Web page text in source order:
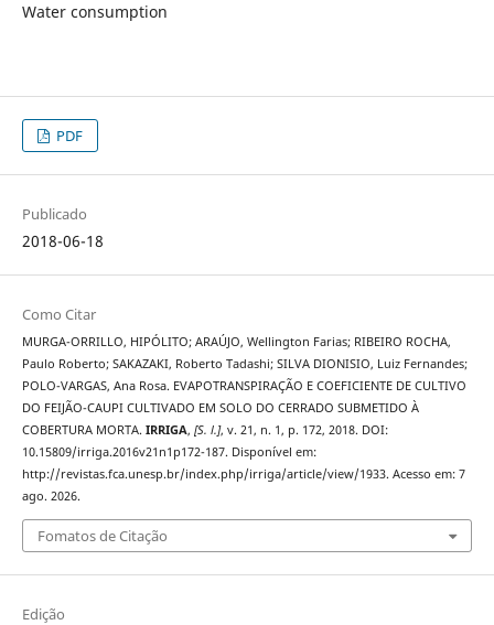
Water consumption
PDF
Publicado
2018-06-18
Como Citar
MURGA-ORRILLO, HIPÓLITO; ARAÚJO, Wellington Farias; RIBEIRO ROCHA,
Paulo Roberto; SAKAZAKI, Roberto Tadashi; SILVA DIONISIO, Luiz Fernandes;
POLO-VARGAS, Ana Rosa. EVAPOTRANSPIRAÇÃO E COEFICIENTE DE CULTIVO
DO FEIJÃO-CAUPI CULTIVADO EM SOLO DO CERRADO SUBMETIDO À
COBERTURA MORTA. IRRIGA, [S. l.], v. 21, n. 1, p. 172, 2018. DOI:
10.15809/irriga.2016v21n1p172-187. Disponível em:
http://revistas.fca.unesp.br/index.php/irriga/article/view/1933. Acesso em: 7
ago. 2026.
Fomatos de Citação
Edição